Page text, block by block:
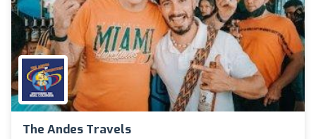
The Andes Travels